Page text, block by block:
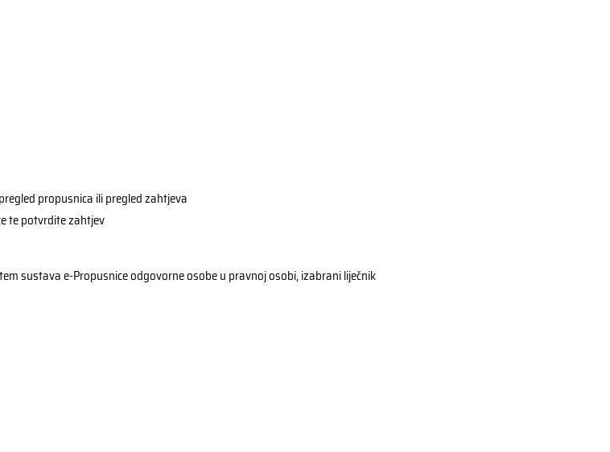
propusnica ili pregled zahtjeva
te potvrdite zahtjev
sustava e-Propusnice odgovorne osobe u pravnoj osobi, izabrani liječnik